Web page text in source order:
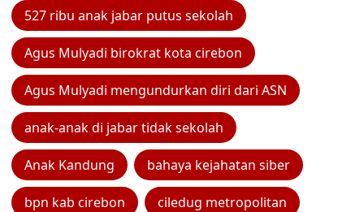
527 ribu anak jabar putus sekolah
Agus Mulyadi birokrat kota cirebon
Agus Mulyadi mengundurkan diri dari ASN
anak-anak di jabar tidak sekolah
Anak Kandung bahaya kejahatan siber
bpn kab cirebon ciledug metropolitan